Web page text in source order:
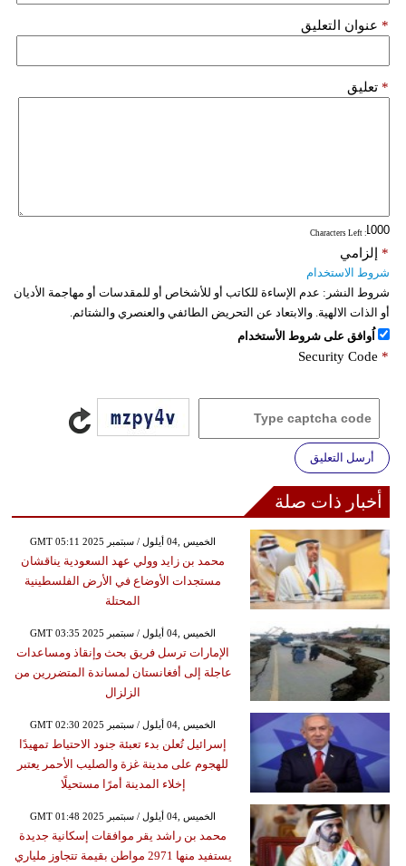
عنوان التعليق *
تعليق *
: Characters Left
إلزامي *
شروط الاستخدام
شروط النشر: عدم الإساءة للكاتب أو للأشخاص أو للمقدسات أو مهاجمة الأديان
أو الذات الالهية. والابتعاد عن التحريض الطائفي والعنصري والشتائم.
اُوافق على شروط الأستخدام
Security Code *
أرسل التعليق
أخبار ذات صلة
GMT 05:11 2025 الخميس ,04 أيلول / سبتمبر
محمد بن زايد وولي عهد السعودية يناقشان
مستجدات الأوضاع في الأرض الفلسطينية
المحتلة
GMT 03:35 2025 الخميس ,04 أيلول / سبتمبر
الإمارات ترسل فريق بحث وإنقاذ ومساعدات
عاجلة إلى أفغانستان لمساندة المتضررين من
الزلزال
GMT 02:30 2025 الخميس ,04 أيلول / سبتمبر
إسرائيل تُعلن بدء تعبئة جنود الاحتياط تمهيدًا
للهجوم على مدينة غزة والصليب الأحمر يعتبر
إخلاء المدينة أمرًا مستحيلًا
GMT 01:48 2025 الخميس ,04 أيلول / سبتمبر
محمد بن راشد يقر موافقات إسكانية جديدة
يستفيد منها 2971 مواطن بقيمة تتجاوز ملياري